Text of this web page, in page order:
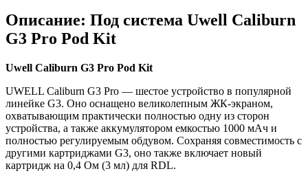
Описание: Под система Uwell Caliburn
G3 Pro Pod Kit
Uwell Caliburn G3 Pro Pod Kit
UWELL Caliburn G3 Pro — шестое устройство в популярной
линейке G3. Оно оснащено великолепным ЖК-экраном,
охватывающим практически полностью одну из сторон
устройства, а также аккумулятором емкостью 1000 мАч и
полностью регулируемым обдувом. Сохраняя совместимость с
другими картриджами G3, оно также включает новый
картридж на 0,4 Ом (3 мл) для RDL.